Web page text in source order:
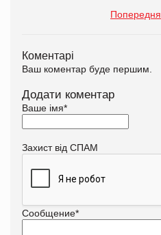
Попередня
Коментарі
Ваш коментар буде першим.
Додати коментар
Ваше імя*
Захист від СПАМ
Сообщение*